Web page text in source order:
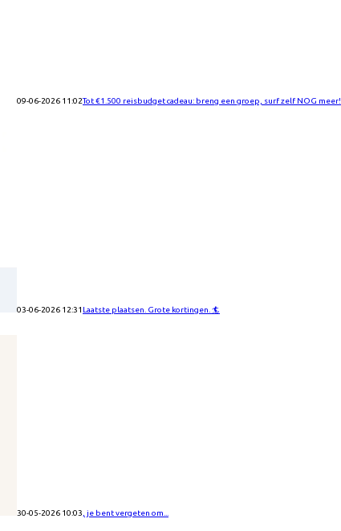
09-06-2026 11:02Tot €1.500 reisbudget cadeau: breng een groep, surf zelf NOG meer!
03-06-2026 12:31 Laatste plaatsen. Grote kortingen. 🏄
30-05-2026 10:03, je bent vergeten om...